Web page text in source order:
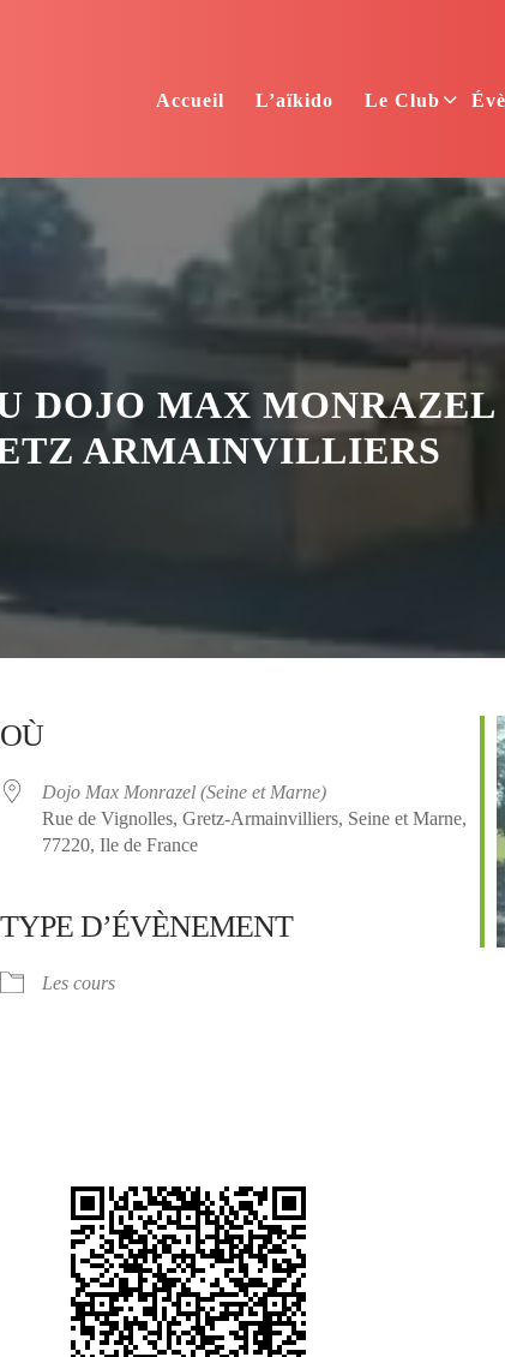
Accueil L’aïkido Le Club
DOJO MAX MONRAZEL
ARMAINVILLIERS
iCalendar Office
OÙ
Dojo Max Monrazel (Seine et Marne)
Rue de Vignolles, Gretz-Armainvilliers, Seine et Marne,
77220, Ile de France
TYPE D’ÉVÈNEMENT
Les cours